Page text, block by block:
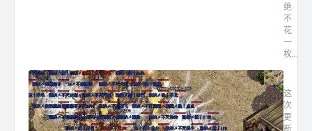
绝
不
花
一
枚...
这
次
更
新